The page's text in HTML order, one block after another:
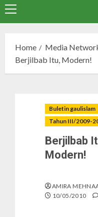
Primary
Menu
Home Media
Berjilbab Itu, Modern!
Buletin gaulislam
Tahun III/2009-
Berjilbab
Modern!
AMIRA
10/05/2010